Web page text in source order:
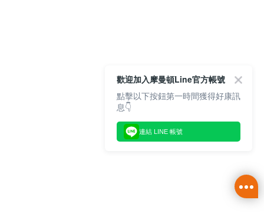
歡迎加入摩曼頓Line官方帳號
點擊以下按鈕第一時間獲得好康訊
息👇
連結 LINE 帳號